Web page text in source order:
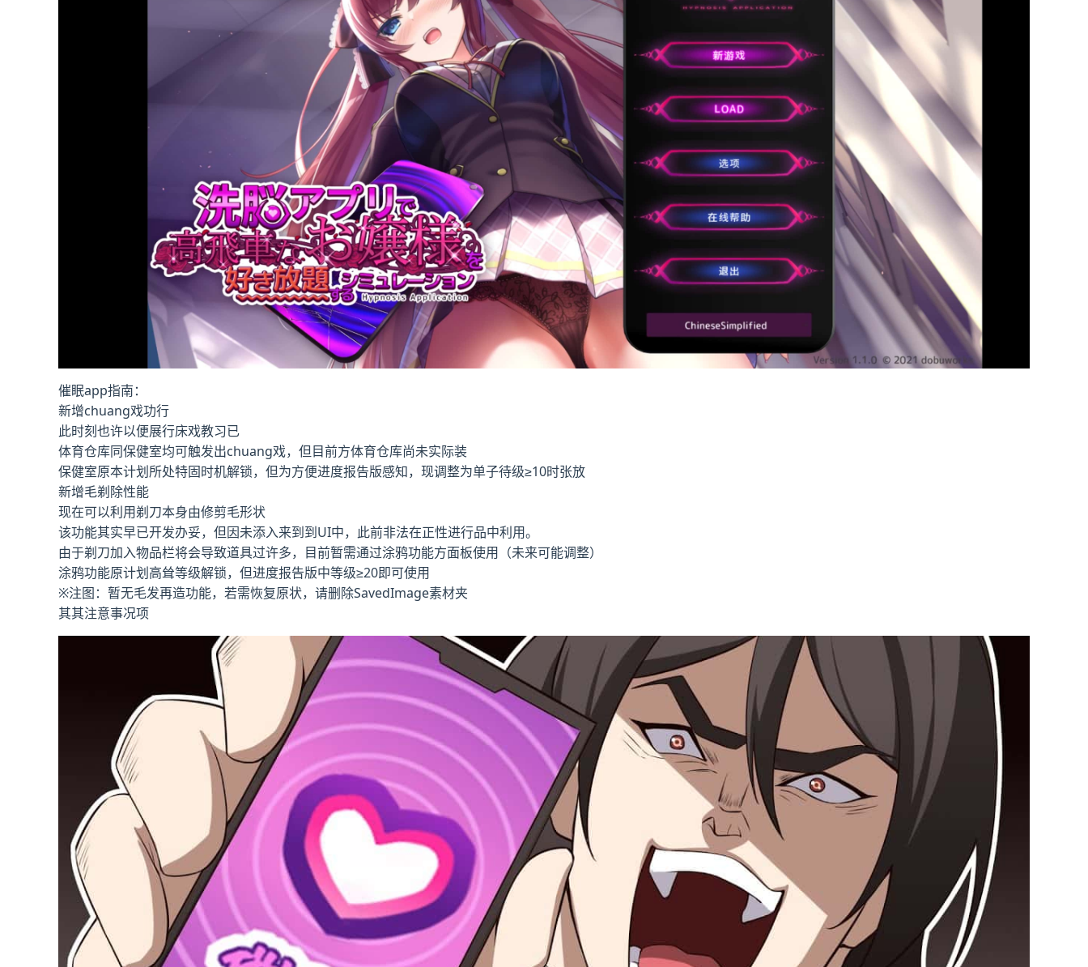
催眠app指南：
新增chuang戏功行
此时刻也许以便展行床戏教习已
体育仓库同保健室均可触发出chuang戏，但目前方体育仓库尚未实际装
保健室原本计划所处特固时机解锁，但为方便进度报告版感知，现调整为单子待级≥10时张放
新增毛剃除性能
现在可以利用剃刀本身由修剪毛形状
该功能其实早已开发办妥，但因未添入来到到UI中，此前非法在正性进行品中利用。
由于剃刀加入物品栏将会导致道具过许多，目前暂需通过涂鸦功能方面板使用（未来可能调整）
涂鸦功能原计划高耸等级解锁，但进度报告版中等级≥20即可使用
※注图：暂无毛发再造功能，若需恢复原状，请删除SavedImage素材夹
其其注意事况项